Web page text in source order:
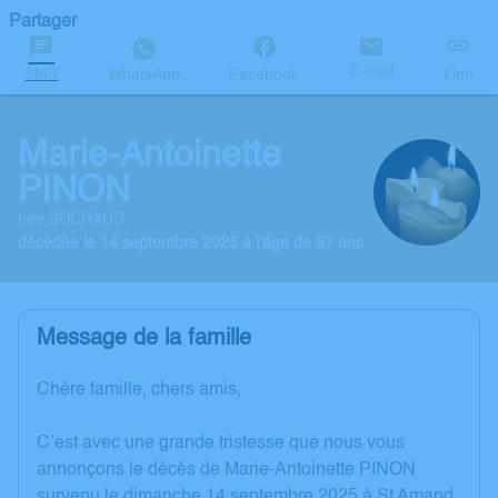
Partager
SMS WhatsApp Facebook E-mail Lien
Marie-Antoinette
PINON
née SUCHAUD
décédée le 14 septembre 2025 à l'âge de 87 ans
Message de la famille
Chère famille, chers amis,
C’est avec une grande tristesse que nous vous
annonçons le décès de Marie-Antoinette PINON